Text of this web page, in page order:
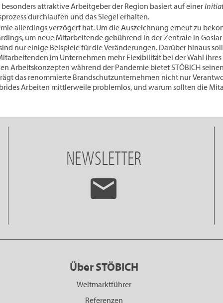
attraktive Arbeitgeber der Region basiert auf einer
durchlaufen und das Siegel erhalten.
allerdings verzögert hat. Um die Auszeichnung erneut zu
um neue Mitarbeitende gebührend in der Zentrale in
nur einige Beispiele für die Veränderungen. Darüber hinaus
im Unternehmen mehr Flexibilität bei der Wahl
Arbeitskonzepten während der Pandemie bietet STÖBICH
das renommierte Brandschutzunternehmen nicht nur
Arbeiten mittlerweile problemlos, und warum sollten die
NEWSLETTER
Über STÖBICH
Weltmarktführer
Referenzen